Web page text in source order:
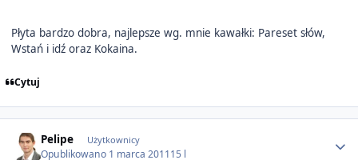
Płyta bardzo dobra, najlepsze wg. mnie kawałki: Pareset słów,
Wstań i idź oraz Kokaina.
Cytuj
Pelipe Użytkownicy
Opublikowano 1 marca 201115 l